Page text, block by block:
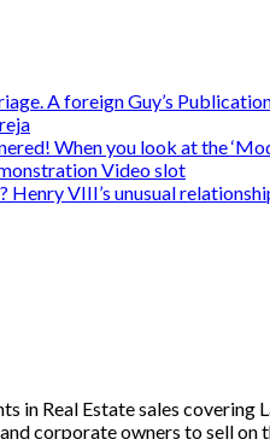
A foreign Guy’s
When you look at the
Video slot
VIII’s unusual
in Real Estate sales
corporate owners to sell on